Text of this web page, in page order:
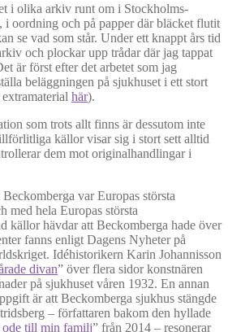
i olika arkiv runt om i Stockholms-
i oordning och på papper där bläcket flutit
se vad som står. Under ett knappt års tid
och plockar upp trådar där jag tappat
är först efter det arbetet som jag
beläggningen på sjukhuset i ett stort
här).
som trots allt finns är dessutom inte
källor visar sig i stort sett alltid
dem mot originalhandlingar i
var Europas största
med hela Europas största
källor hävdar att Beckomberga hade över
fanns enligt Dagens Nyheter på
Idéhistorikern Karin Johannisson
divan” över flera sidor konstnären
på sjukhuset våren 1932. En annan
är att Beckomberga sjukhus stängde
– författaren bakom den hyllade
ode till min familj” från 2014 – resonerar